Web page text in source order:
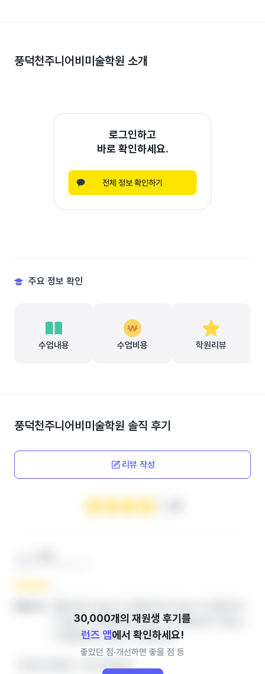
풍덕천주니어비미술학원 소개
로그인하고
바로 확인하세요.
전체 정보 확인하기
주요 정보 확인
수업내용 수업비용 학원리뷰
풍덕천주니어비미술학원 솔직 후기
리뷰 작성
이 없습니다.열람권한이 없습니다.열람권한이 없습니
다.열람권한이 없습니다.열람권한
런즈 앱에서 확인하세요!
좋았던 점‧개선하면 좋을 점 등